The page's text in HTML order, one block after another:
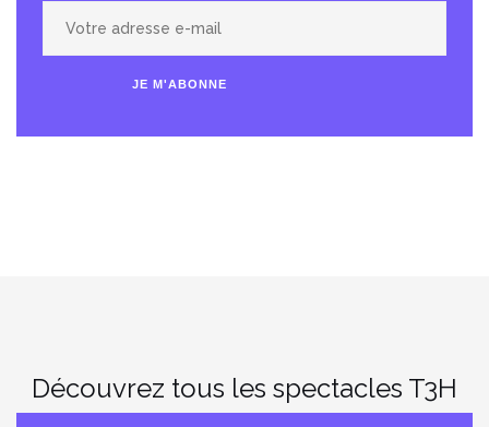
adresse
JE M'ABONNE
Découvrez tous les spectacles T3H